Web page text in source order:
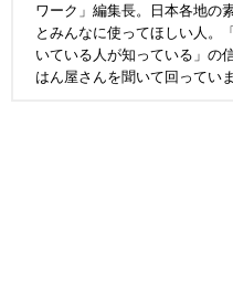
ワーク」編集長。日本各地の
とみんなに使ってほしい人。
いている人が知っている」の
はん屋さんを聞いて回っていま